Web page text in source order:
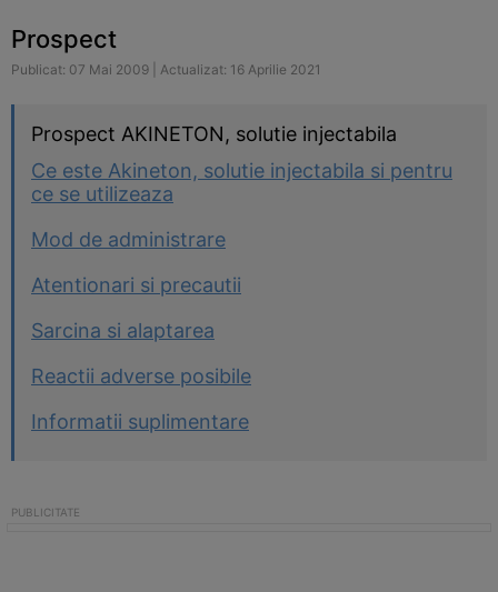
Prospect
Publicat: 07 Mai 2009 | Actualizat: 16 Aprilie 2021
Prospect AKINETON, solutie injectabila
Ce este Akineton, solutie injectabila si pentru
ce se utilizeaza
Mod de administrare
Atentionari si precautii
Sarcina si alaptarea
Reactii adverse posibile
Informatii suplimentare